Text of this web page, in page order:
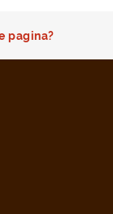
pagina?